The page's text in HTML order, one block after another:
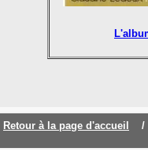
Retour à la page d'accueil